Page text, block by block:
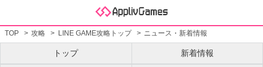
TOP 攻略 LINE GAME攻略トップ ニュース・新着情報
トップ 新着情報